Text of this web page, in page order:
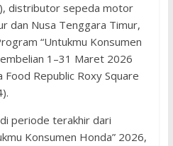
distributor sepeda motor
dan Nusa Tenggara Timur,
“Untukmu Konsumen
1–31 Maret 2026
Food Republic Roxy Square
periode terakhir dari
Konsumen Honda” 2026,